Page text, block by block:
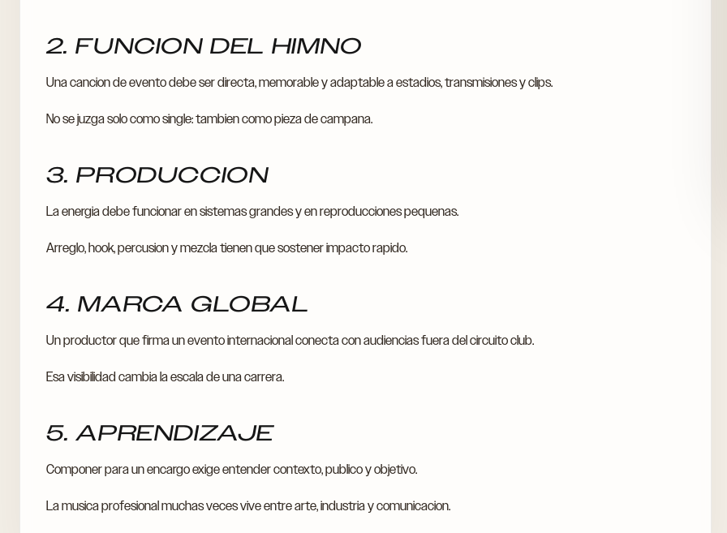
2. FUNCION DEL HIMNO
Una cancion de evento debe ser directa, memorable y adaptable a estadios, transmisiones y clips.
No se juzga solo como single: tambien como pieza de campana.
3. PRODUCCION
La energia debe funcionar en sistemas grandes y en reproducciones pequenas.
Arreglo, hook, percusion y mezcla tienen que sostener impacto rapido.
4. MARCA GLOBAL
Un productor que firma un evento internacional conecta con audiencias fuera del circuito club.
Esa visibilidad cambia la escala de una carrera.
5. APRENDIZAJE
Componer para un encargo exige entender contexto, publico y objetivo.
La musica profesional muchas veces vive entre arte, industria y comunicacion.